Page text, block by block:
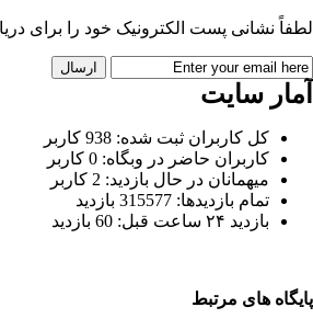
لطفاً نشانی پست الکترونیک خود را برای
آمار سایت
کل کاربران ثبت شده: 938 کاربر
کاربران حاضر در وبگاه: 0 کاربر
میهمانان در حال بازدید: 2 کاربر
تمام بازدید‌ها: 315577 بازدید
بازدید ۲۴ ساعت قبل: 60 بازدید
پایگاه های مرتبط